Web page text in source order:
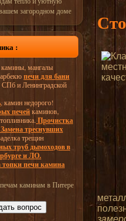
:
камины, мангалы
печи для бани
СПб и Ленинградской
, камин недорого!
печейкаминов,
Прочистка
Замена треснувших
трещин
труб дымоходов в
и ЛО.
топки печи камина
вопрос